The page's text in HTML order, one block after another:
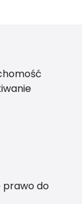
prawo do